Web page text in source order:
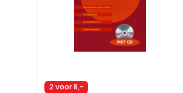
2 voor 8,-